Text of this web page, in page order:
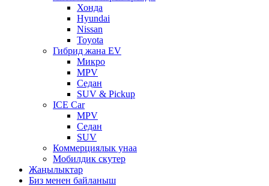
Хонда
Hyundai
Nissan
Toyota
Гибрид жана EV
Микро
MPV
Седан
SUV & Pickup
ICE Car
MPV
Седан
SUV
Коммерциялык унаа
Мобилдик скутер
Жаңылыктар
Биз менен байланыш